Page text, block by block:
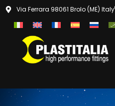
Via Ferrara 98061 Brolo (ME) Italy